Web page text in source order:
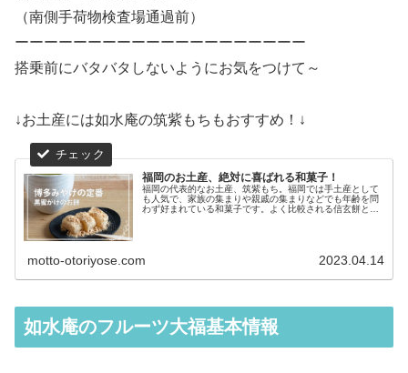
（南側手荷物検査場通過前）
ーーーーーーーーーーーーーーーーーーーー
搭乗前にバタバタしないようにお気をつけて～
↓お土産には如水庵の筑紫もちもおすすめ！↓
福岡のお土産、絶対に喜ばれる和菓子！
福岡の代表的なお土産、筑紫もち。福岡では手土産として
も人気で、家族の集まりや親戚の集まりなどでも年齢を問
わず好まれている和菓子です。よく比較される信玄餅との
motto-otoriyose.com 2023.04.14
如水庵のフルーツ大福基本情報